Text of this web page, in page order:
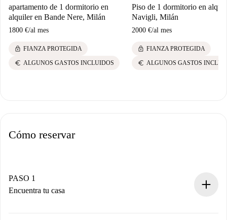
apartamento de 1 dormitorio en
alquiler en Bande Nere, Milán
1800 €/al mes
lock FIANZA PROTEGIDA
euro ALGUNOS GASTOS INCLUIDOS
Piso de 1 dormitorio en
Navigli, Milán
2000 €/al mes
lock FIANZA PROTEGIDA
euro ALGUNOS GASTOS
Cómo reservar
PASO 1
Encuentra tu casa